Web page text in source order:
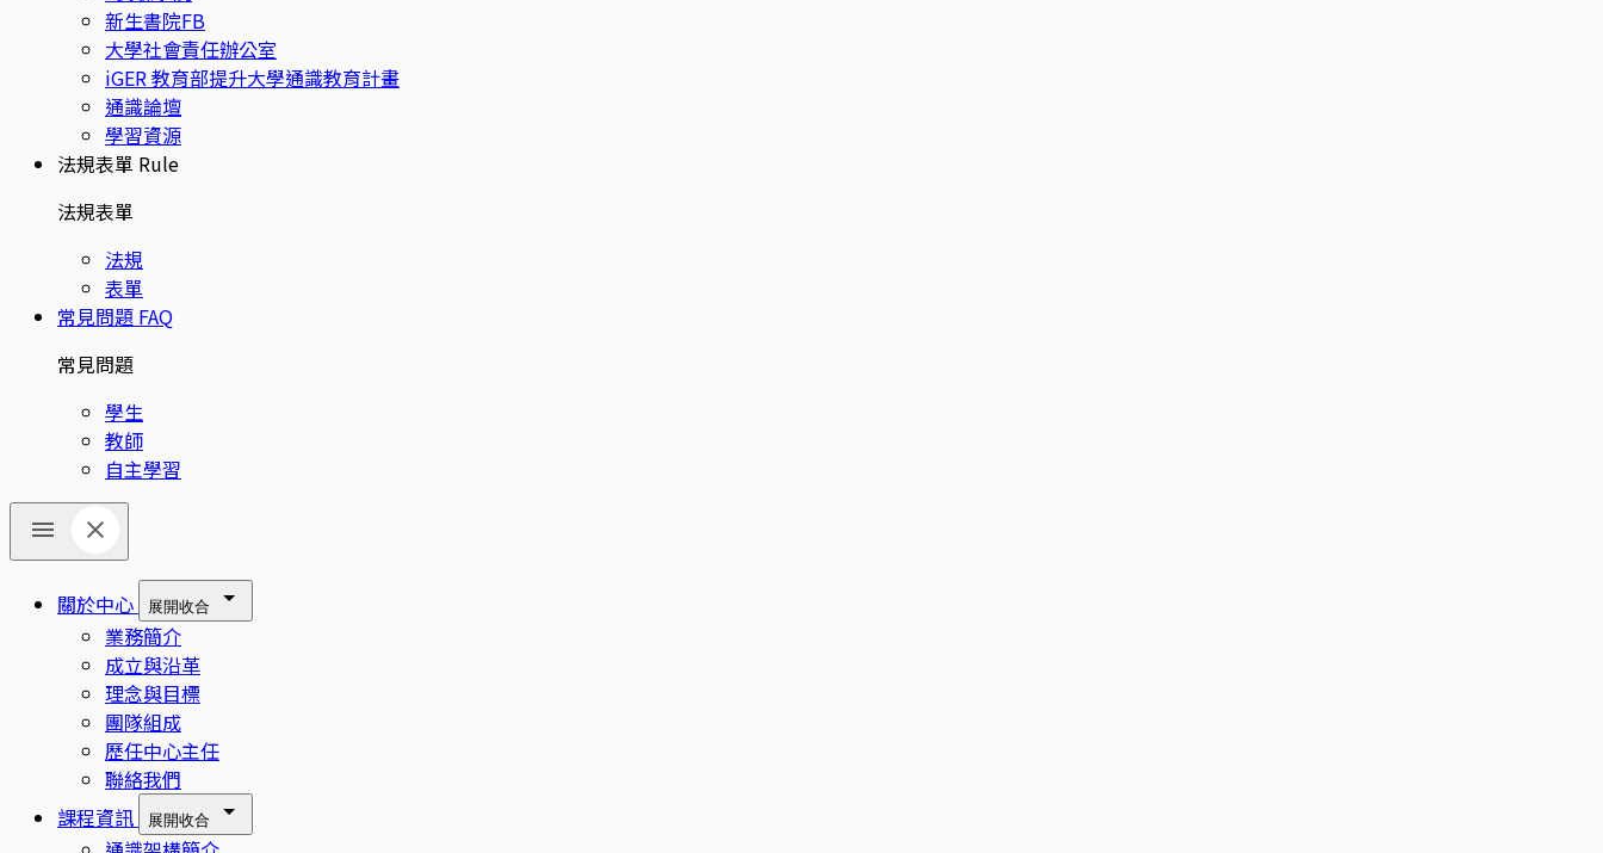
新生書院FB
大學社會責任辦公室
iGER 教育部提升大學通識教育計畫
通識論壇
學習資源
法規表單 Rule
法規表單
法規
表單
常見問題 FAQ
常見問題
學生
教師
自主學習
關於中心 展開收合
業務簡介
成立與沿革
理念與目標
團隊組成
歷任中心主任
聯絡我們
課程資訊
展開收合